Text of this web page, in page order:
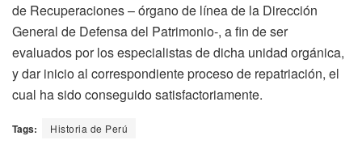
de Recuperaciones – órgano de línea de la Dirección
General de Defensa del Patrimonio-, a fin de ser
evaluados por los especialistas de dicha unidad orgánica,
y dar inicio al correspondiente proceso de repatriación, el
cual ha sido conseguido satisfactoriamente.
Tags: Historia de Perú